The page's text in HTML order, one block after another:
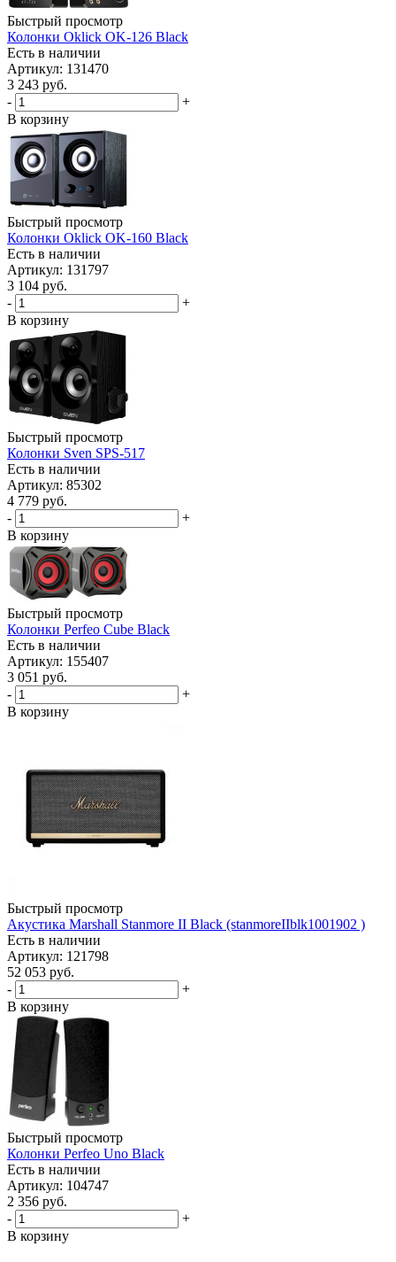
Быстрый просмотр
Колонки Oklick OK-126 Black
Есть в наличии
Артикул: 131470
3 243 руб.
-
+
В корзину
Быстрый просмотр
Колонки Oklick OK-160 Black
Есть в наличии
Артикул: 131797
3 104 руб.
-
+
В корзину
Быстрый просмотр
Колонки Sven SPS-517
Есть в наличии
Артикул: 85302
4 779 руб.
-
+
В корзину
Быстрый просмотр
Колонки Perfeo Cube Black
Есть в наличии
Артикул: 155407
3 051 руб.
-
+
В корзину
Быстрый просмотр
Акустика Marshall Stanmore II Black (stanmoreIIblk1001902 )
Есть в наличии
Артикул: 121798
52 053 руб.
-
+
В корзину
Быстрый просмотр
Колонки Perfeo Uno Black
Есть в наличии
Артикул: 104747
2 356 руб.
-
+
В корзину